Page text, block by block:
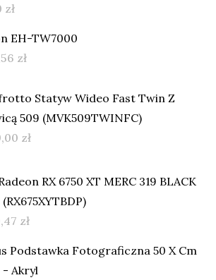
zł
EH-TW7000
zł
Statyw Wideo Fast Twin Z
509 (MVK509TWINFC)
zł
RX 6750 XT MERC 319 BLACK
(RX675XYTBDP)
zł
Podstawka Fotograficzna 50 X Cm
- Akryl